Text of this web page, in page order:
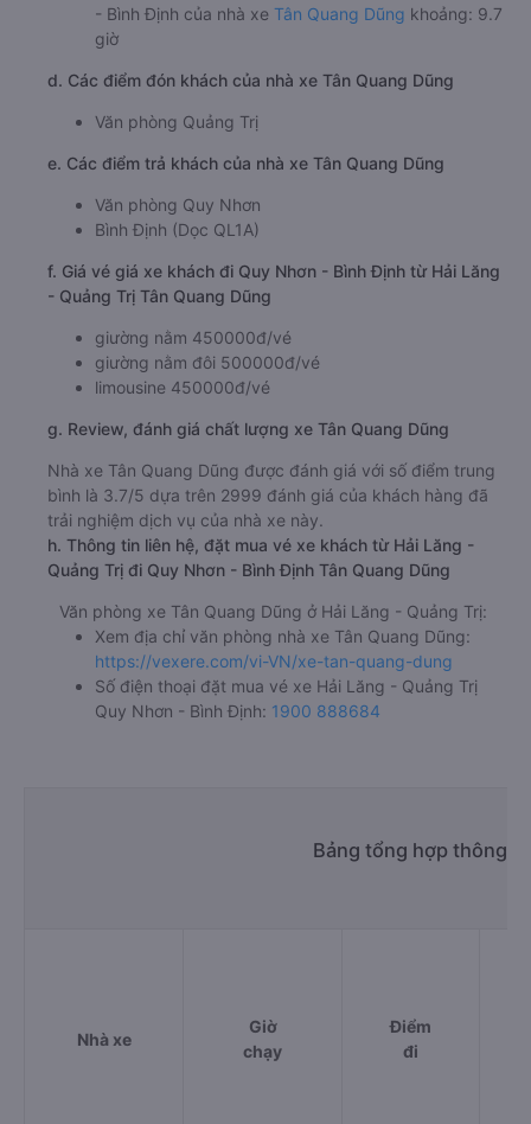
- Bình Định của nhà xe Tân Quang Dũng khoảng: 9.7
giờ
d. Các điểm đón khách của nhà xe Tân Quang Dũng
Văn phòng Quảng Trị
e. Các điểm trả khách của nhà xe Tân Quang Dũng
Văn phòng Quy Nhơn
Bình Định (Dọc QL1A)
f. Giá vé giá xe khách đi Quy Nhơn - Bình Định từ Hải Lăng
- Quảng Trị Tân Quang Dũng
giường nằm 450000đ/vé
giường nằm đôi 500000đ/vé
limousine 450000đ/vé
g. Review, đánh giá chất lượng xe Tân Quang Dũng
Nhà xe Tân Quang Dũng được đánh giá với số điểm trung
bình là 3.7/5 dựa trên 2999 đánh giá của khách hàng đã
trải nghiệm dịch vụ của nhà xe này.
h. Thông tin liên hệ, đặt mua vé xe khách từ Hải Lăng -
Quảng Trị đi Quy Nhơn - Bình Định Tân Quang Dũng
Văn phòng xe Tân Quang Dũng ở Hải Lăng - Quảng Trị:
Xem địa chỉ văn phòng nhà xe Tân Quang Dũng:
https://vexere.com/vi-VN/xe-tan-quang-dung
Số điện thoại đặt mua vé xe Hải Lăng - Quảng Trị
Quy Nhơn - Bình Định: 1900 888684
Bảng tổng hợp thông
Nhà xe
Giờ
chạy
Điểm
đi